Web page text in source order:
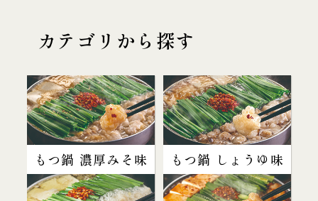
カテゴリから探す
もつ鍋 濃厚みそ味 もつ鍋 しょうゆ味